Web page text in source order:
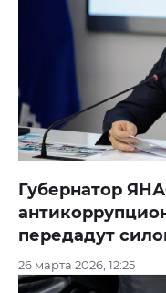
Губернатор
передадут
26 марта 2026, 12:25